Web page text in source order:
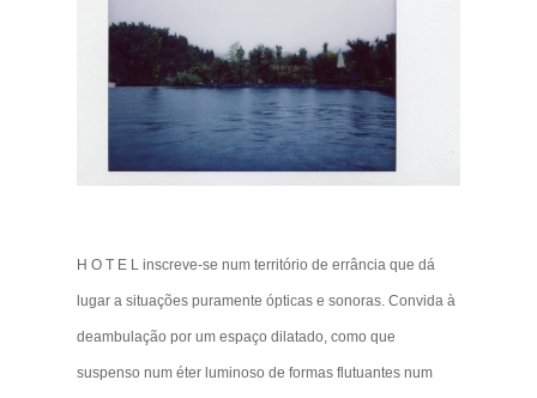
H O T E L inscreve-se num território de errância que dá
lugar a situações puramente ópticas e sonoras. Convida à
deambulação por um espaço dilatado, como que
suspenso num éter luminoso de formas flutuantes num